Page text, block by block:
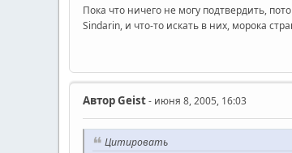
Пока что ничего не могу подтвердить,
Sindarin, и что-то искать в них, морока
АвторGeist- июня 8, 2005, 16:03
Цитировать